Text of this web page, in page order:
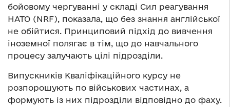
бойовому чергуванні у складі Сил реагування
НАТО (NRF), показала, що без знання англійської
не обійтися. Принциповий підхід до вивчення
іноземної полягає в тім, що до навчального
процесу залучають цілі підрозділи.
Випускників Кваліфікаційного курсу не
розпорошують по військових частинах, а
формують із них підрозділи відповідно до фаху.